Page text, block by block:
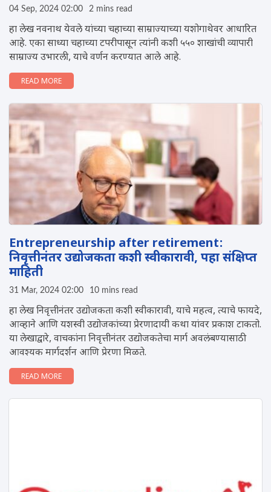
04 Sep, 2024 02:00 2 mins read
हा लेख नवनाथ येवले यांच्या चहाच्या साम्राज्याच्या यशोगाथेवर आधारित
आहे. एका साध्या चहाच्या टपरीपासून त्यांनी कशी ५५० शाखांची व्यापारी
साम्राज्य उभारली, याचे वर्णन करण्यात आले आहे.
READ MORE
Entrepreneurship after retirement:
निवृत्तीनंतर उद्योजकता कशी स्वीकारावी, पहा संक्ष‍िप्त
माहिती
31 Mar, 2024 02:00 10 mins read
हा लेख निवृत्तीनंतर उद्योजकता कशी स्वीकारावी, याचे महत्व, त्याचे फायदे,
आव्हाने आणि यशस्वी उद्योजकांच्या प्रेरणादायी कथा यांवर प्रकाश टाकतो.
या लेखाद्वारे, वाचकांना निवृत्तीनंतर उद्योजकतेचा मार्ग अवलंबण्यासाठी
आवश्यक मार्गदर्शन आणि प्रेरणा मिळते.
READ MORE